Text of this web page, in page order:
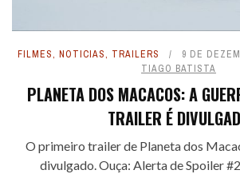
FILMES, NOTICIAS, TRAILERS 9 DE
TIAGO BATISTA
PLANETA DOS MACACOS: A
TRAILER É
O primeiro trailer de Planeta dos
divulgado. Ouça: Alerta de Spoiler